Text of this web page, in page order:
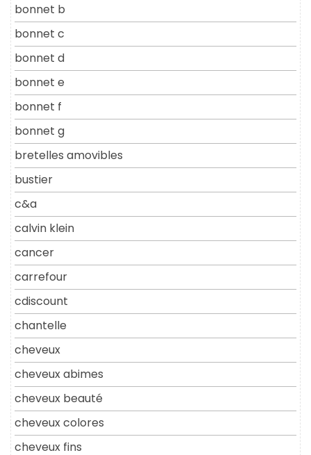
bonnet b
bonnet c
bonnet d
bonnet e
bonnet f
bonnet g
bretelles amovibles
bustier
c&a
calvin klein
cancer
carrefour
cdiscount
chantelle
cheveux
cheveux abimes
cheveux beauté
cheveux colores
cheveux fins